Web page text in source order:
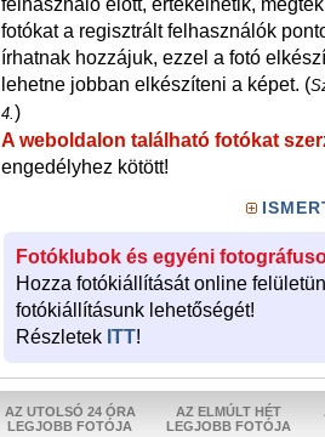
felhasználó előtt, értékelhetik,
fotókat a regisztrált felhasználók
írhatnak hozzájuk, ezzel a fotó
lehetne jobban elkészíteni a képet. (
4.)
A weboldalon található fotókat
engedélyhez kötött!
Fotóklubok és egyéni
Hozza fotókiállítását online
fotókiállításunk lehetőségét!
Részletek ITT!
AZ UTOLSÓ 24 ÓRA
LEGJOBB FOTÓJA
AZ ELMÚLT HÉT
LEGJOBB FOTÓJA